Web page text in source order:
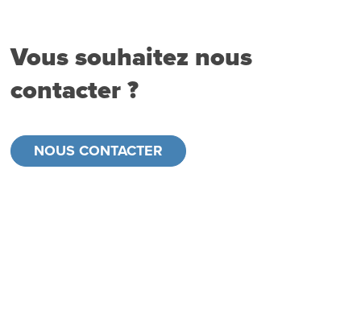
Vous souhaitez nous
contacter ?
NOUS CONTACTER